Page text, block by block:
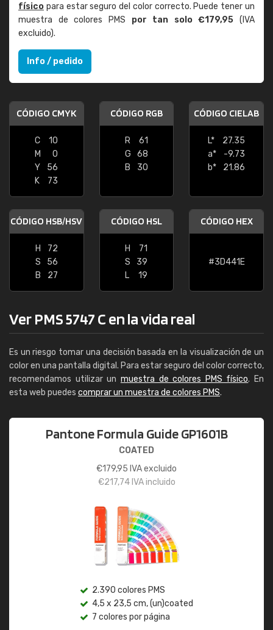
físico para estar seguro del color correcto. Puede tener un
muestra de colores PMS por tan solo €179,95 (IVA
excluido).
Info / pedido
CÓDIGO CMYK
C
10
M
0
Y
56
K
73
CÓDIGO RGB
R
61
G
68
B
30
CÓDIGO CIELAB
L*
27.35
a*
-9.73
b*
21.86
CÓDIGO HSB/HSV
H
72
S
56
B
27
CÓDIGO HSL
H
71
S
39
L
19
CÓDIGO HEX
#3D441E
Ver PMS 5747 C en la vida real
Es un riesgo tomar una decisión basada en la visualización de un
color en una pantalla digital. Para estar seguro del color correcto,
recomendamos utilizar un muestra de colores PMS físico. En
esta web puedes comprar un muestra de colores PMS.
Pantone Formula Guide GP1601B
COATED
€179,95 IVA excluido
€217,74IVA incluido
2.390 colores PMS
4,5 x 23,5 cm, (un)coated
7 colores por página